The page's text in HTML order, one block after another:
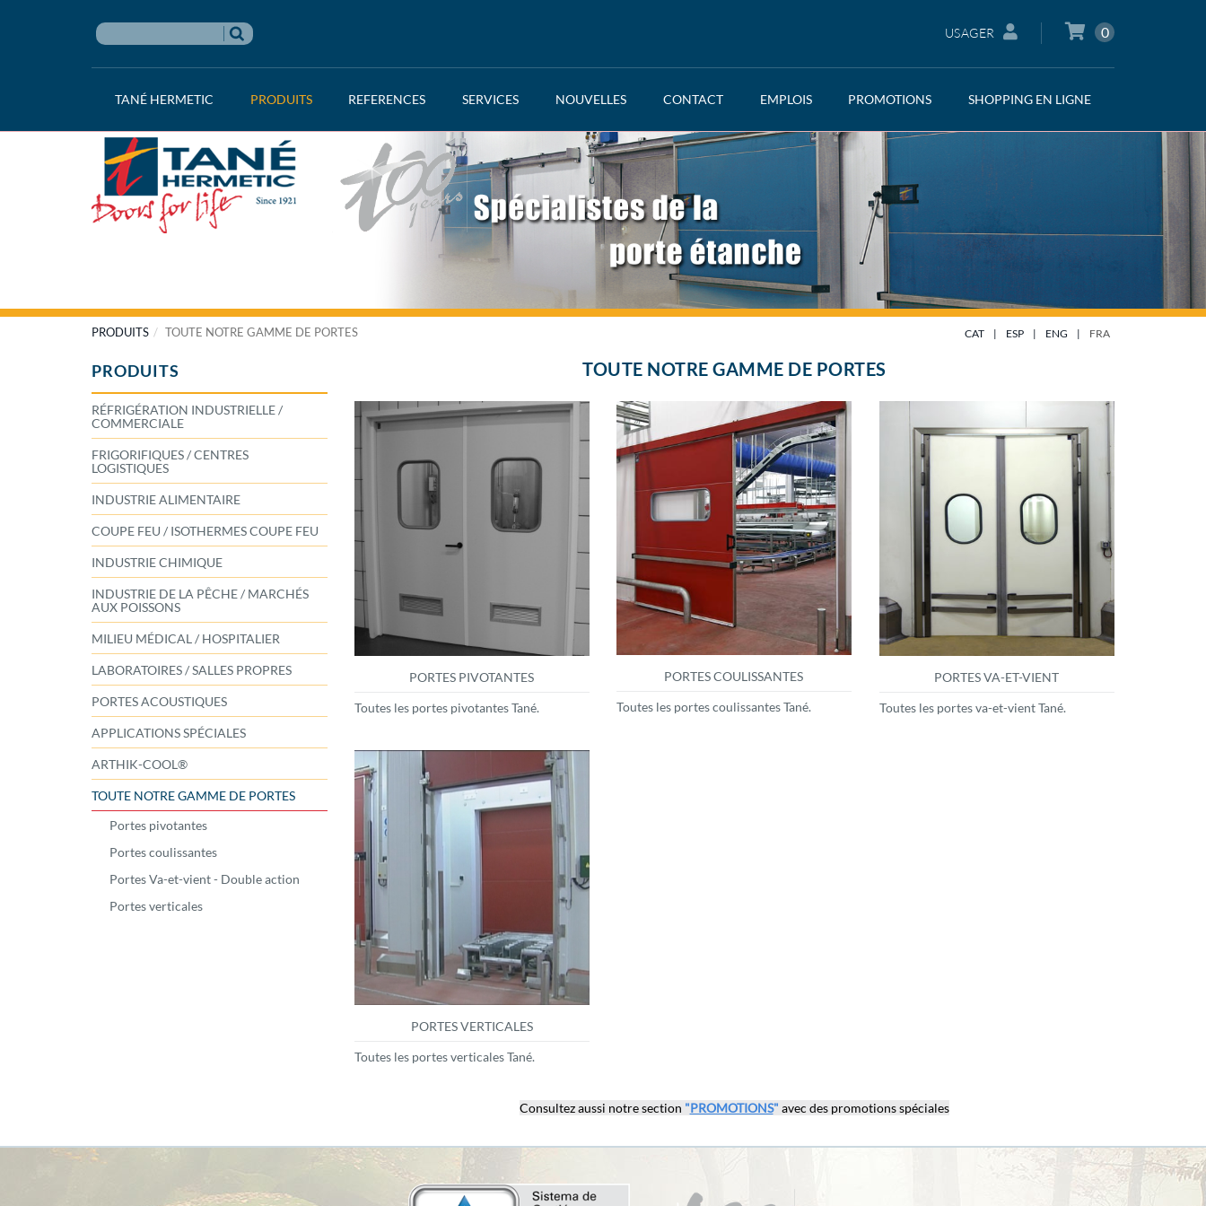
USAGER 0
TANÉ HERMETIC PRODUITS REFERENCES SERVICES NOUVELLES CONTACT EMPLOIS PROMOTIONS SHOPPING EN LIGNE
PRODUITS TOUTE NOTRE GAMME DE PORTES CAT | ESP | ENG | FRA
PRODUITS
RÉFRIGÉRATION INDUSTRIELLE /
COMMERCIALE
FRIGORIFIQUES / CENTRES
LOGISTIQUES
INDUSTRIE ALIMENTAIRE
COUPE FEU / ISOTHERMES COUPE FEU
INDUSTRIE CHIMIQUE
INDUSTRIE DE LA PÊCHE / MARCHÉS
AUX POISSONS
MILIEU MÉDICAL / HOSPITALIER
LABORATOIRES / SALLES PROPRES
PORTES ACOUSTIQUES
APPLICATIONS SPÉCIALES
ARTHIK-COOL®
TOUTE NOTRE GAMME DE PORTES
Portes pivotantes
Portes coulissantes
Portes Va-et-vient - Double action
Portes verticales
TOUTE NOTRE GAMME DE PORTES
PORTES PIVOTANTES
Toutes les portes pivotantes Tané.
PORTES COULISSANTES
Toutes les portes coulissantes Tané.
PORTES VA-ET-VIENT
Toutes les portes va-et-vient Tané.
PORTES VERTICALES
Toutes les portes verticales Tané.
Consultez aussi notre section "PROMOTIONS" avec des promotions spéciales